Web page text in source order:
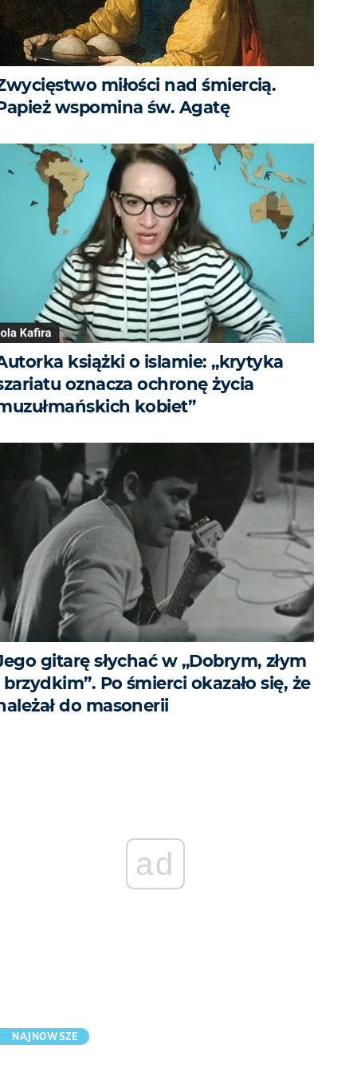
miłości nad śmiercią.
wspomina św. Agatę
książki o islamie: „krytyka
oznacza ochronę życia
kobiet”
gitarę słychać w „Dobrym, złym
brzydkim”. Po śmierci okazało się, że
do masonerii
ad
NAJNOWSZE